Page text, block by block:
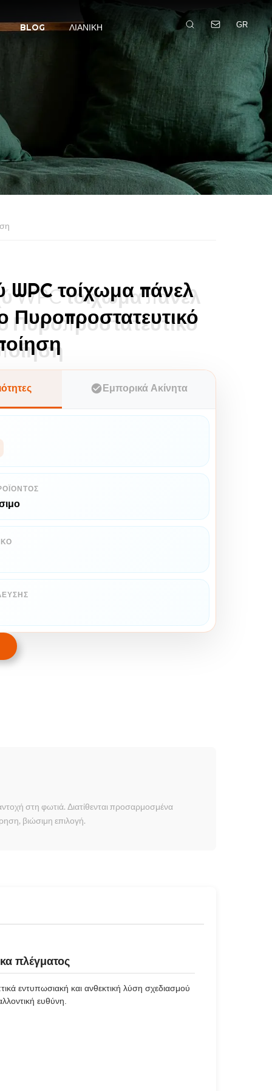
BLOG ΛΙΑΝΙΚΉ GR
WPC τοίχωμα πάνελ
Πυροπροστατευτικό
WPC τοίχωμα πάνελ
Πυροπροστατευτικό
Εμπορικά Ακίνητα
στη φωτιά. Διατίθενται προσαρμοσμένα
βιώσιμη επιλογή.
πλέγματος
εντυπωσιακή και ανθεκτική λύση σχεδιασμού
ευθύνη.